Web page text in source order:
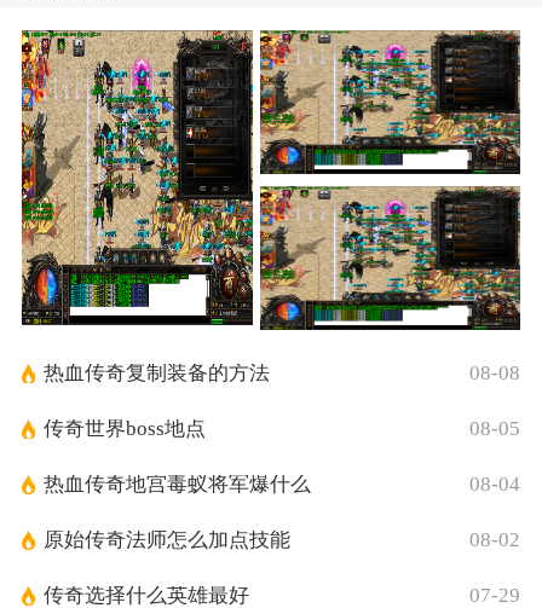
热血传奇复制装备的方法 08-08
传奇世界boss地点 08-05
热血传奇地宫毒蚁将军爆什么 08-04
原始传奇法师怎么加点技能 08-02
传奇选择什么英雄最好 07-29